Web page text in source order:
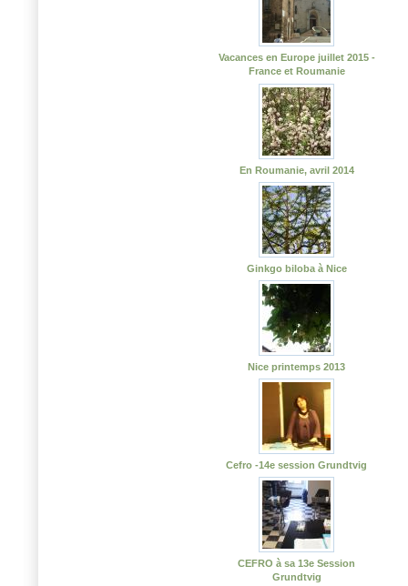
Vacances en Europe juillet 2015 -
France et Roumanie
En Roumanie, avril 2014
Ginkgo biloba à Nice
Nice printemps 2013
Cefro -14e session Grundtvig
CEFRO à sa 13e Session
Grundtvig